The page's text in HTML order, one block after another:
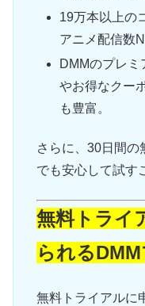
19万本以上の
アニメ配信数
DMMのプレミ
やお得なクー
も豊富。
さらに、30日間の
でも安心して試す
無料トライ
られる
無料トライアルに